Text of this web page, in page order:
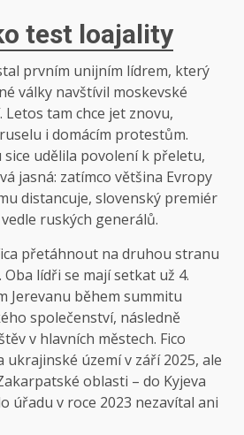
test loajality
prvním unijním lídrem, který
války navštívil moskevské
Letos tam chce jet znovu,
i domácím protestům.
udělila povolení k přeletu,
jasná: zatímco většina Evropy
distancuje, slovenský premiér
ruských generálů.
přetáhnout na druhou stranu
lídři se mají setkat už 4.
Jerevanu během summitu
společenství, následně
v hlavních městech. Fico
ukrajinské území v září 2025, ale
oblasti – do Kyjeva
úřadu v roce 2023 nezavítal ani